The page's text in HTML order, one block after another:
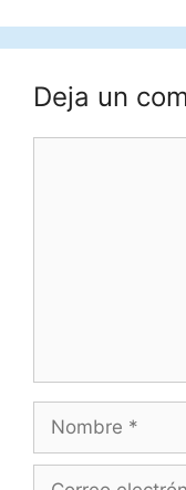
Deja un
Nombre
Correo